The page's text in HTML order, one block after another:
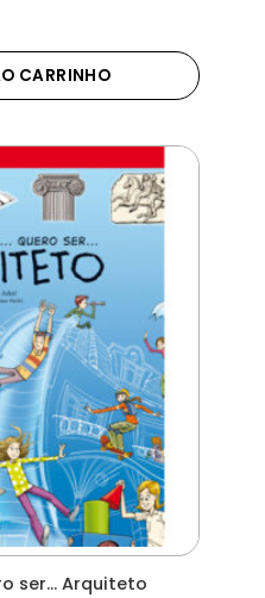
CARRINHO
ser… Arquiteto